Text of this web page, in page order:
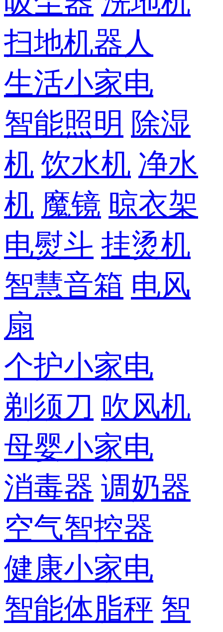
扫地机器人
生活小家电
智能照明 除湿
机 饮水机 净水
机 魔镜 晾衣架
电熨斗 挂烫机
智慧音箱 电风
扇
个护小家电
剃须刀 吹风机
母婴小家电
消毒器 调奶器
空气智控器
健康小家电
智能体脂秤 智